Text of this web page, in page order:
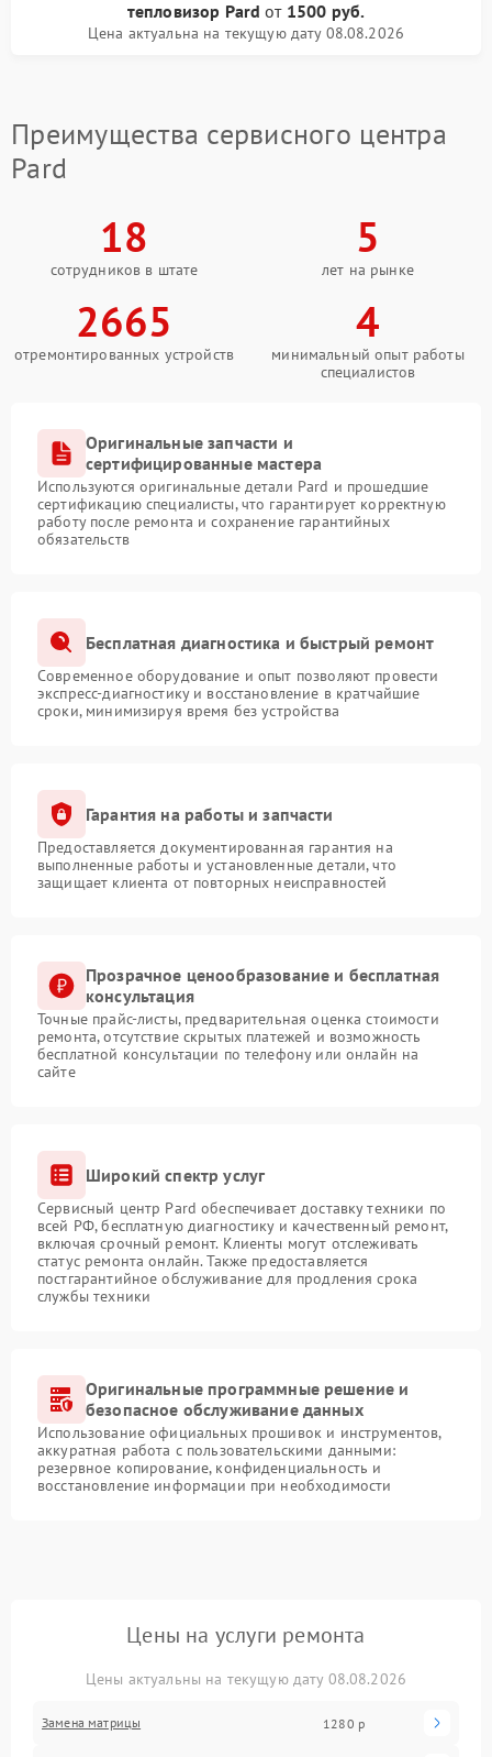
тепловизор Pard от 1500 руб.
Цена актуальна на текущую дату 08.08.2026
Преимущества сервисного центра
Pard
18
сотрудников в штате
5
лет на рынке
2665
отремонтированных устройств
4
минимальный опыт работы
специалистов
Оригинальные запчасти и
сертифицированные мастера
Используются оригинальные детали Pard и прошедшие
сертификацию специалисты, что гарантирует корректную
работу после ремонта и сохранение гарантийных
обязательств
Бесплатная диагностика и быстрый ремонт
Современное оборудование и опыт позволяют провести
экспресс-диагностику и восстановление в кратчайшие
сроки, минимизируя время без устройства
Гарантия на работы и запчасти
Предоставляется документированная гарантия на
выполненные работы и установленные детали, что
защищает клиента от повторных неисправностей
Прозрачное ценообразование и бесплатная
консультация
Точные прайс-листы, предварительная оценка стоимости
ремонта, отсутствие скрытых платежей и возможность
бесплатной консультации по телефону или онлайн на
сайте
Широкий спектр услуг
Сервисный центр Pard обеспечивает доставку техники по
всей РФ, бесплатную диагностику и качественный ремонт,
включая срочный ремонт. Клиенты могут отслеживать
статус ремонта онлайн. Также предоставляется
постгарантийное обслуживание для продления срока
службы техники
Оригинальные программные решение и
безопасное обслуживание данных
Использование официальных прошивок и инструментов,
аккуратная работа с пользовательскими данными:
резервное копирование, конфиденциальность и
восстановление информации при необходимости
Цены на услуги ремонта
Цены актуальны на текущую дату 08.08.2026
Замена матрицы 1280 р